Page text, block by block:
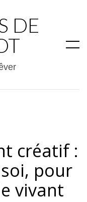
DE
créatif :
pour
vivant